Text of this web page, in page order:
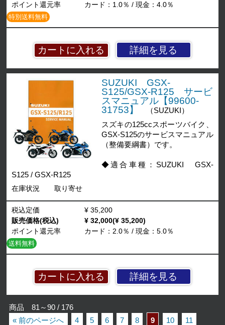
詳細を見る
ポイント還元率
カード：1.0％ / 現金：4.0％
特別送料無料
SUZUKI GSX-
S125/GSX-R125 サービ
スマニュアル【99600-
31753】
（SUZUKI）
スズキの125ccスポーツバイク、
GSX-S125のサービスマニュアル
（整備要綱書）です。
◆適合車種：SUZUKI GSX-
S125 / GSX-R125
在庫状況
取り寄せ
詳細を見る
税込定価
¥ 35,200
販売価格(税込)
¥ 32,000(¥ 35,200)
ポイント還元率
カード：2.0％ / 現金：5.0％
送料無料
商品 81～90 / 176
« 前のページへ
4 5 6 7 8 9 10 11